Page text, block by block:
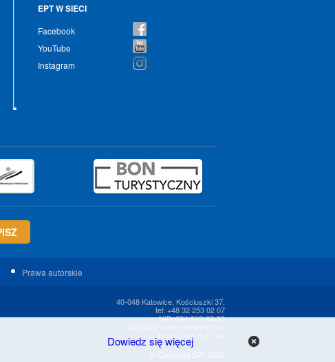
EPT W SIECI
Facebook
YouTube
Instagram
Prawa autorskie
40-048 Katowice, Kościuszki 37,
tel: +48 32 253 02 07
NIP: 634-012-68-32
© Copyright EPT 2026
Dowiedz się więcej